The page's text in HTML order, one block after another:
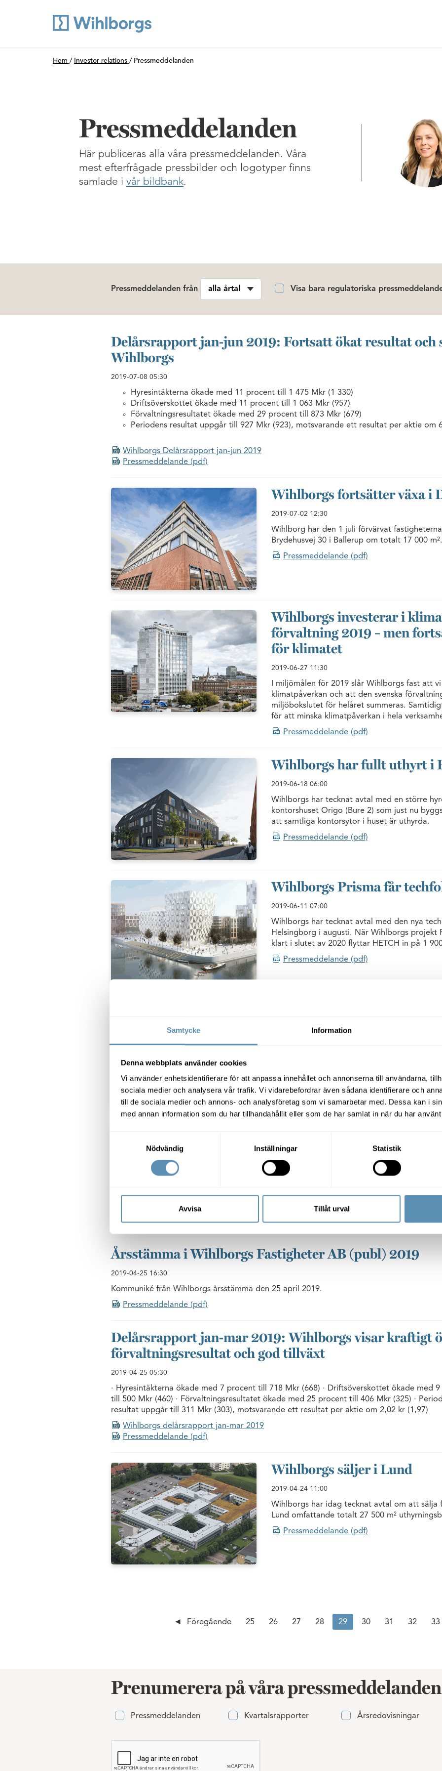
Samtycke Information
Denna webbplats använder cookies
Vi använder enhetsidentifierare för att anpassa innehållet och annonserna till användarna,
sociala medier och analysera vår trafik. Vi vidarebefordrar även sådana identifierare och
till de sociala medier och annons- och analysföretag som vi samarbetar med. Dessa kan i
med annan information som du har tillhandahållit eller som de har samlat in när du har
Nödvändig
Inställningar Statistik
Avvisa Tillåt urval
Du är här:
Hem / Investor relations / Pressmeddelanden
Pressmeddelanden
Här publiceras alla våra pressmeddelanden. Våra
mest efterfrågade pressbilder och logotyper finns
samlade i vår bildbank.
Pressmeddelanden från Visa bara regulatoriska
Delårsrapport jan-jun 2019: Fortsatt ökat resultat
Wihlborgs
2019-07-08 05:30
Hyresintäkterna ökade med 11 procent till 1 475 Mkr (1 330)
Driftsöverskottet ökade med 11 procent till 1 063 Mkr (957)
Förvaltningsresultatet ökade med 29 procent till 873 Mkr (679)
Periodens resultat uppgår till 927 Mkr (923), motsvarande ett resultat per aktie om
Wihlborgs Delårsrapport jan-jun 2019
Pressmeddelande (pdf)
Wihlborgs fortsätter växa i
2019-07-02 12:30
Wihlborg har den 1 juli förvärvat
Brydehusvej 30 i Ballerup om totalt 17 000 m².
Pressmeddelande (pdf)
Wihlborgs investerar i
förvaltning 2019 – men
för klimatet
2019-06-27 11:30
I miljömålen för 2019 slår Wihlborgs fast att
klimatpåverkan och att den svenska
miljöbokslutet för helåret summeras.
för att minska klimatpåverkan i hela
Pressmeddelande (pdf)
Wihlborgs har fullt uthyrt i
2019-06-18 06:00
Wihlborgs har tecknat avtal med en större
kontorshuset Origo (Bure 2) som just nu
att samtliga kontorsytor i huset är uthyrda.
Pressmeddelande (pdf)
Wihlborgs Prisma får
2019-06-11 07:00
Wihlborgs har tecknat avtal med den nya
Helsingborg i augusti. När Wihlborgs projekt
klart i slutet av 2020 flyttar HETCH in på 1
Pressmeddelande (pdf)
Wihlborgs bygger nytt till
06:00
logistikytor.
Pressmeddelande (pdf)
polisutbildningen vid
2019-04-29
polisutbildningen i Malmö. Nu har
ytterligare 1 700 m², främst föreläsningssalar.
Pressmeddelande (pdf)
Årsstämma i Wihlborgs Fastigheter AB (publ) 2019
2019-04-25 16:30
Kommuniké från Wihlborgs årsstämma den 25 april 2019.
Pressmeddelande (pdf)
Delårsrapport jan-mar 2019: Wihlborgs visar kraftigt
förvaltningsresultat och god tillväxt
2019-04-25 05:30
· Hyresintäkterna ökade med 7 procent till 718 Mkr (668) · Driftsöverskottet ökade med
till 500 Mkr (460) · Förvaltningsresultatet ökade med 25 procent till 406 Mkr (325) ·
resultat uppgår till 311 Mkr (303), motsvarande ett resultat per aktie om 2,02 kr (1,97)
Wihlborgs delårsrapport jan-mar 2019
Pressmeddelande (pdf)
Wihlborgs säljer i Lund
2019-04-24 11:00
Wihlborgs har idag tecknat avtal om att sälja
Lund omfattande totalt 27 500 m²
Pressmeddelande (pdf)
Föregående 25 26 27 28 29 30 31 32 33
Prenumerera på våra pressmeddelanden
Pressmeddelanden Kvartalsrapporter Årsredovisningar